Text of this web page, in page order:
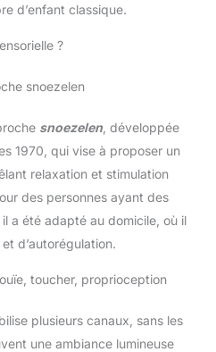
d’enfant classique.
?
snoezelen
snoezelen , développée
1970, qui vise à proposer un
relaxation et stimulation
des personnes ayant des
a été adapté au domicile, où il
d’autorégulation.
toucher, proprioception
plusieurs canaux, sans les
une ambiance lumineuse